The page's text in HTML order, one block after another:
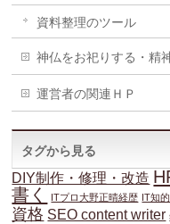
資料整理のツール
神仏をお祀りする・精
運営者の関連ＨＰ
タグから見る
DIY制作・修理・改造
書く
ITプロ大野正晴経歴 IT知
資格 SEO content writer